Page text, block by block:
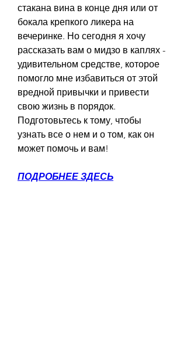
стакана вина в конце дня или от
бокала крепкого ликера на
вечеринке. Но сегодня я хочу
рассказать вам о мидзо в каплях -
удивительном средстве, которое
помогло мне избавиться от этой
вредной привычки и привести
свою жизнь в порядок.
Подготовьтесь к тому, чтобы
узнать все о нем и о том, как он
может помочь и вам!
ПОДРОБНЕЕ ЗДЕСЬ